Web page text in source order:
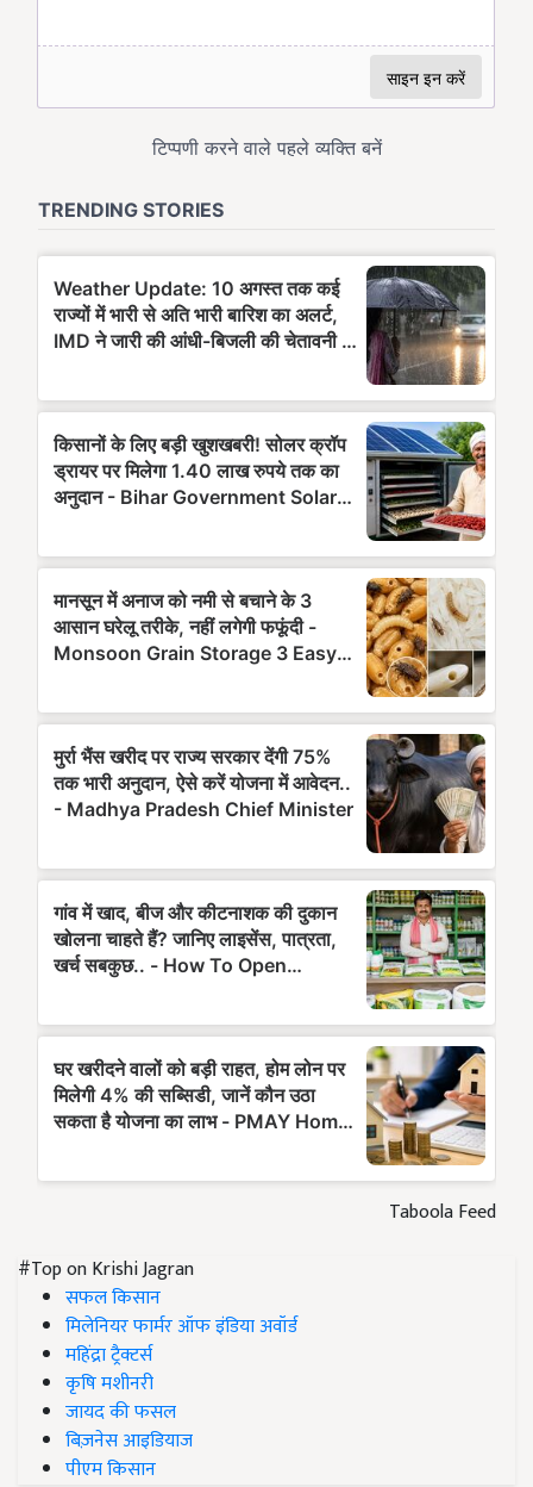
Taboola Feed
#Top on Krishi Jagran
सफल किसान
मिलेनियर फार्मर ऑफ इंडिया अवॉर्ड
महिंद्रा ट्रैक्टर्स
कृषि मशीनरी
जायद की फसल
बिज़नेस आइडियाज
पीएम किसान